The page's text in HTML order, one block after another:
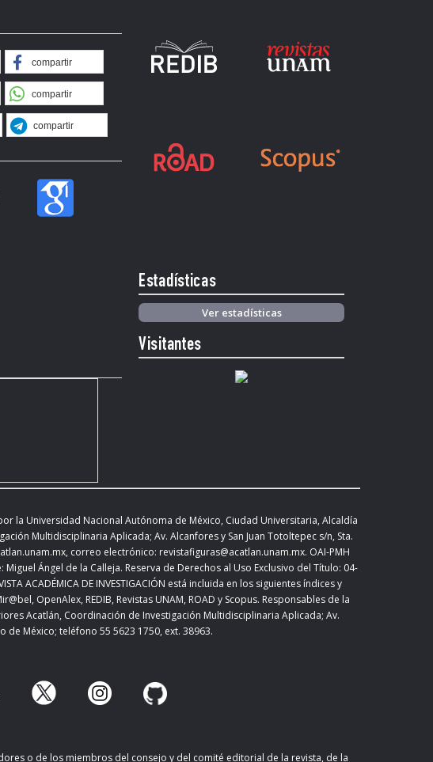
compartir
compartir
compartir
Estadísticas
Ver estadísticas
Visitantes
la Universidad Nacional Autónoma de México, Ciudad Universitaria, Alcaldía
Multidisciplinaria Aplicada; Av. Alcanfores y San Juan Totoltepec s/n, Sta.
, correo electrónico: revistafiguras@acatlan.unam.mx. OAI-PMH
Miguel Ángel de la Calleja. Reserva de Derechos al Uso Exclusivo del Título: 04-
ACADÉMICA DE INVESTIGACIÓN está incluida en los siguientes índices y
OpenAlex, REDIB, Revistas UNAM, ROAD y Scopus. Responsables de la
Acatlán, Coordinación de Investigación Multidisciplinaria Aplicada; Av.
de México; teléfono 55 5623 1750, ext. 38963.
o de los miembros del consejo y del comité editorial de la revista, de la